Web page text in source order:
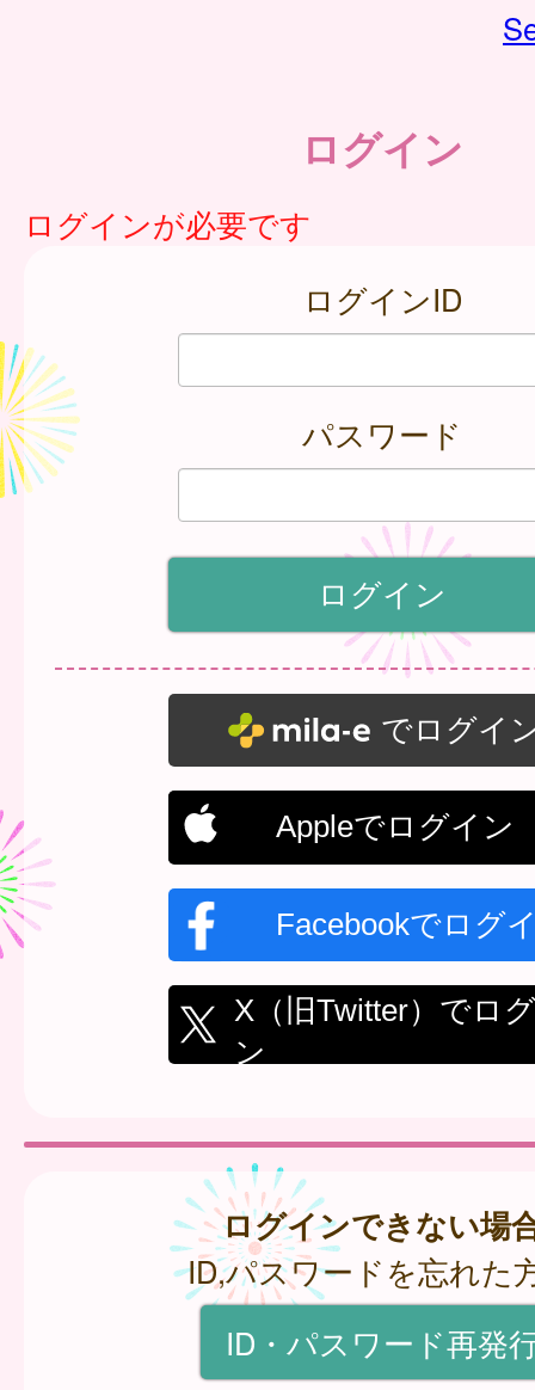
ログイン
ログインが必要です
ログインID
パスワード
でログイ
Appleでログイン
Facebookでログ
X（旧Twitter）でロ
ン
ログインできない場
ID,パスワードを忘れた
ID・パスワード再発